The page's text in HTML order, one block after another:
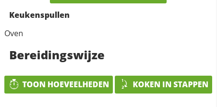
Keukenspullen
Oven
Bereidingswijze
TOON HOEVEELHEDEN KOKEN IN STAPPEN